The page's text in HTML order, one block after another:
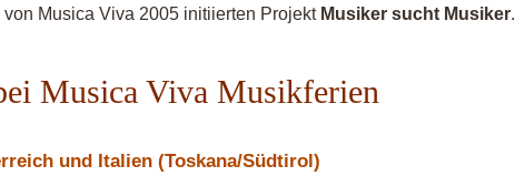
Musica Viva 2005 initiierten Projekt Musiker sucht Musiker.
Musica Viva Musikferien
und Italien (Toskana/Südtirol)